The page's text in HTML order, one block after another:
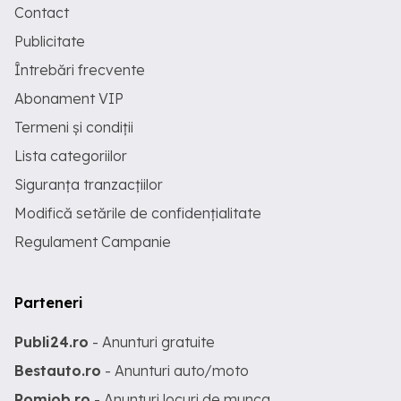
Contact
Publicitate
Întrebări frecvente
Abonament VIP
Termeni și condiții
Lista categoriilor
Siguranța tranzacțiilor
Modifică setările de confidențialitate
Regulament Campanie
Parteneri
Publi24.ro - Anunturi gratuite
Bestauto.ro - Anunturi auto/moto